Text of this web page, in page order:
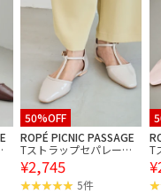
50%OFF
ROPÉ PICNIC PASSAGE
Tストラップセパレート
パンプス
¥2,745
5件
T